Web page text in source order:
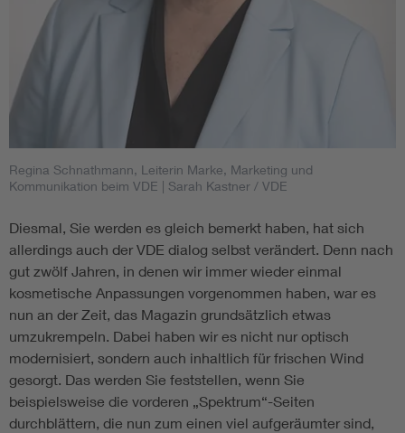
Regina Schnathmann, Leiterin Marke, Marketing und
Kommunikation beim VDE | Sarah Kastner / VDE
Diesmal, Sie werden es gleich bemerkt haben, hat sich
allerdings auch der VDE dialog selbst verändert. Denn nach
gut zwölf Jahren, in denen wir immer wieder einmal
kosmetische Anpassungen vorgenommen haben, war es
nun an der Zeit, das Magazin grundsätzlich etwas
umzukrempeln. Dabei haben wir es nicht nur optisch
modernisiert, sondern auch inhaltlich für frischen Wind
gesorgt. Das werden Sie feststellen, wenn Sie
beispielsweise die vorderen „Spektrum“-Seiten
durchblättern, die nun zum einen viel aufgeräumter sind,